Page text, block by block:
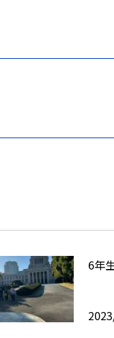
6年